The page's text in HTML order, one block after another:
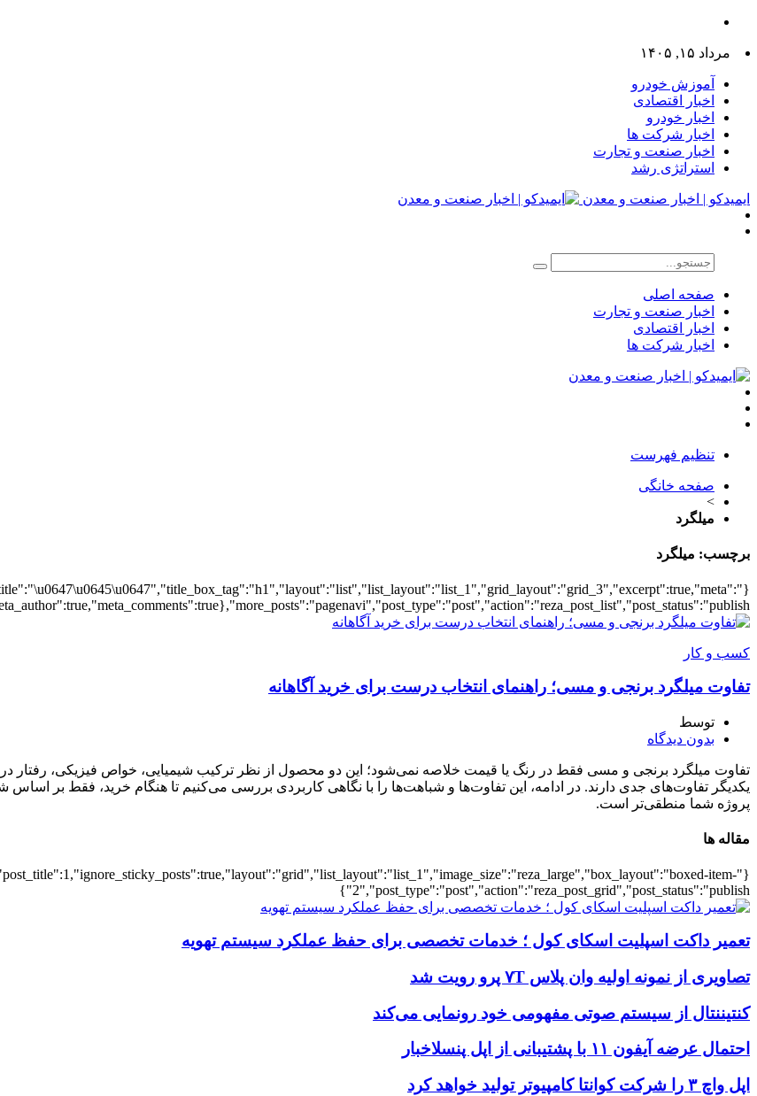
مرداد ۱۵, ۱۴۰۵
آموزش خودرو
اخبار اقتصادی
اخبار خودرو
اخبار شرکت ها
اخبار صنعت و تجارت
استراتژی رشد
ایمیدکو | اخبار صنعت و معدن
صفحه اصلی
اخبار صنعت و تجارت
اخبار اقتصادی
اخبار شرکت ها
تنظیم فهرست
صفحه خانگی
>
میلگرد
برچسب: میلگرد
کسب و کار
تفاوت میلگرد برنجی و مسی؛ راهنمای انتخاب درست برای خرید آگاهانه
توسط
بدون دیدگاه
تفاوت میلگرد برنجی و مسی فقط در رنگ یا قیمت خلاصه نمی‌شود؛ این دو محصول از نظر ترکیب شیمیایی، خواص فیزیکی،
یکدیگر تفاوت‌های جدی دارند. در ادامه، این تفاوت‌ها و شباهت‌ها را با نگاهی کاربردی بررسی می‌کنیم تا هنگام خرید، فقط بر اساس
پروژه شما منطقی‌تر است.
مقاله ها
item-
2","post_type":"post","action":"reza_post_grid","post_status":"publish"}
تعمیر داکت اسپلیت اسکای کول ؛ خدمات تخصصی برای حفظ عملکرد سیستم تهویه
تصاویری از نمونه اولیه وان پلاس ۷T پرو رویت شد
کنتیننتال از سیستم صوتی مفهومی خود رونمایی می‌کند
احتمال عرضه آیفون ۱۱ با پشتیبانی از اپل پنسلاخبار
اپل واچ ۳ را شرکت کوانتا کامپیوتر تولید خواهد کرد